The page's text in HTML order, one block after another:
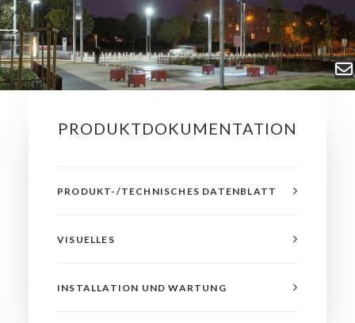
PRODUKTDOKUMENTATION
PRODUKT-/TECHNISCHES DATENBLATT
VISUELLES
INSTALLATION UND WARTUNG